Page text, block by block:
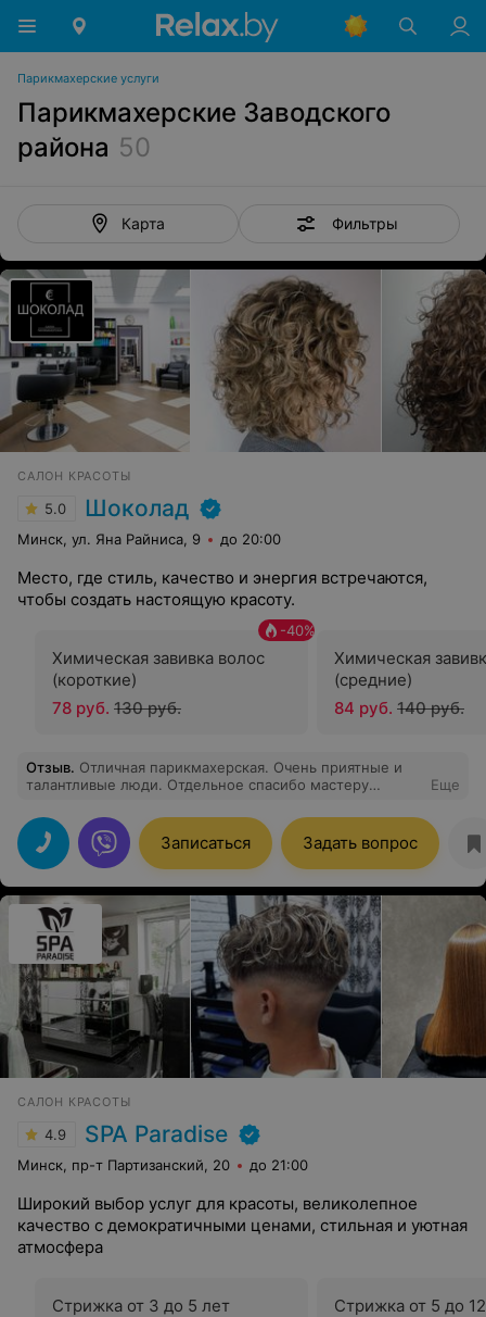
Парикмахерские услуги
Парикмахерские Заводского
района 50
Карта Фильтры
САЛОН КРАСОТЫ
5.0 Шоколад
Минск, ул. Яна Райниса, 9 до 20:00
Место, где стиль, качество и энергия встречаются,
чтобы создать настоящую красоту.
Химическая завивка волос
(короткие)
-40%
78 руб. 130 руб.
Химическая
(средние)
84 руб. 140 руб.
Отзыв. Отличная парикмахерская. Очень приятные и
талантливые люди. Отдельное спасибо мастеру
хотелось изначально. Время пролетело незаметно и
остались только положительные впечатления
Еще
Записаться Задать вопрос
САЛОН КРАСОТЫ
4.9 SPA Paradise
Минск, пр-т Партизанский, 20 до 21:00
Широкий выбор услуг для красоты, великолепное
качество с демократичными ценами, стильная и уютная
атмосфера
Cтрижка от 3 до 5 лет Cтрижка от 5 до